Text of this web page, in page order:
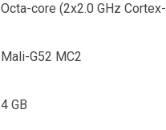
Octa-core (2x2.0 GHz
Mali-G52 MC2
4 GB